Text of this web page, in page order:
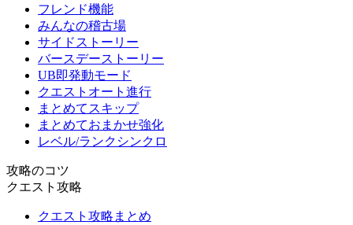
フレンド機能
みんなの稽古場
サイドストーリー
バースデーストーリー
UB即発動モード
クエストオート進行
まとめてスキップ
まとめておまかせ強化
レベル/ランクシンクロ
攻略のコツ
クエスト攻略
クエスト攻略まとめ